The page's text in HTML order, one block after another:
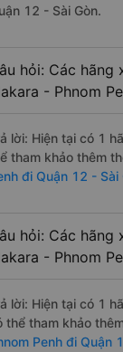
12 - Sài Gòn.
hỏi: Các hãng
- Phnom
lời: Hiện tại có 1
tham khảo thêm
đi Quận 12 - Sài
hỏi: Các hãng
- Phnom
lời: Hiện tại có 1
thể tham khảo
Penh đi Quận